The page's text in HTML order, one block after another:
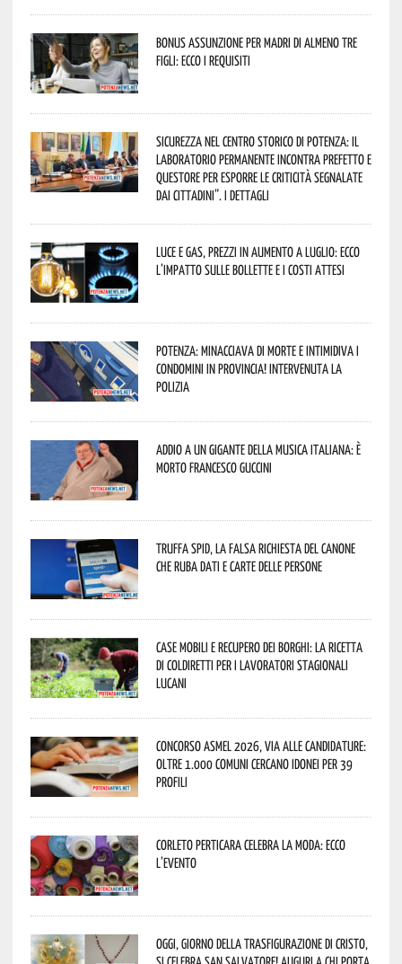
Bonus assunzione per madri di almeno tre
figli: ecco i requisiti
Sicurezza nel Centro Storico di Potenza: il
Laboratorio Permanente incontra Prefetto e
Questore per esporre le criticità segnalate
dai cittadini”. I dettagli
Luce e gas, prezzi in aumento a luglio: ecco
l’impatto sulle bollette e i costi attesi
Potenza: minacciava di morte e intimidiva i
condomini in provincia! Intervenuta la
Polizia
Addio a un gigante della musica italiana: è
morto Francesco Guccini
Truffa Spid, la falsa richiesta del canone
che ruba dati e carte delle persone
Case mobili e recupero dei borghi: la ricetta
di Coldiretti per i lavoratori stagionali
lucani
Concorso Asmel 2026, via alle candidature:
oltre 1.000 Comuni cercano idonei per 39
profili
Corleto Perticara celebra la moda: ecco
l’evento
Oggi, giorno della Trasfigurazione di Cristo,